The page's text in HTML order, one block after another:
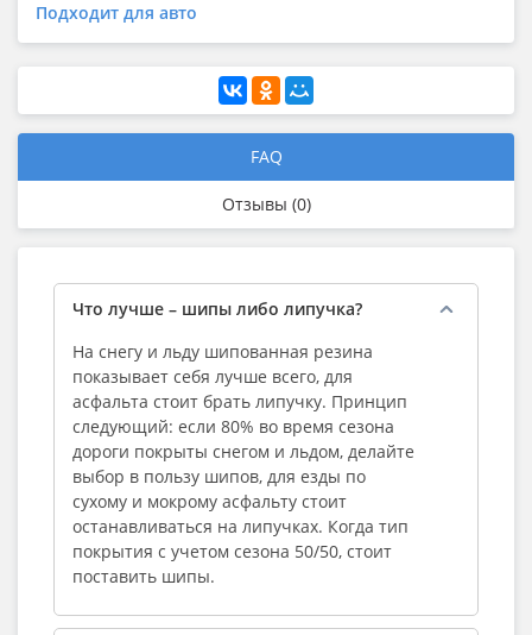
Подходит для авто
FAQ
Отзывы (0)
Что лучше – шипы либо липучка?
На снегу и льду шипованная резина
показывает себя лучше всего, для
асфальта стоит брать липучку. Принцип
следующий: если 80% во время сезона
дороги покрыты снегом и льдом, делайте
выбор в пользу шипов, для езды по
сухому и мокрому асфальту стоит
останавливаться на липучках. Когда тип
покрытия с учетом сезона 50/50, стоит
поставить шипы.